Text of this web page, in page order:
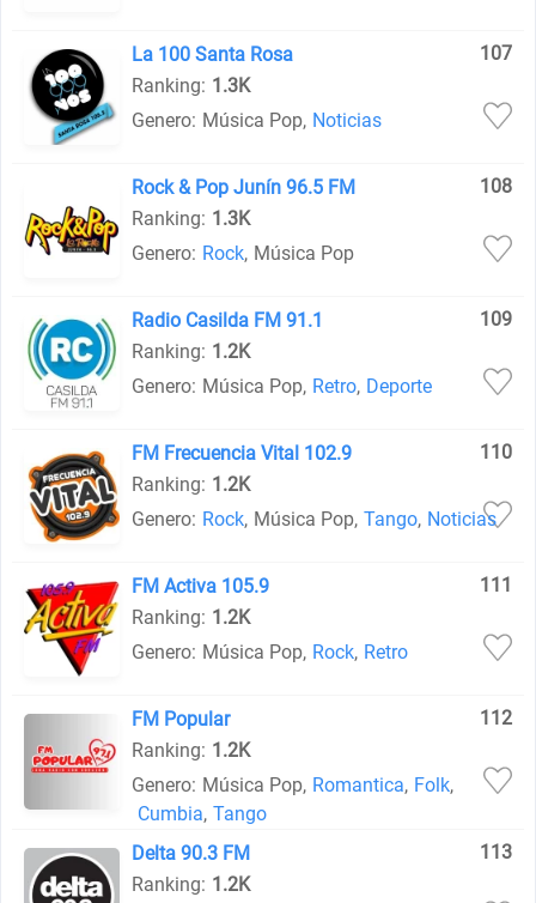
La 100 Santa Rosa
107
Ranking: 1.3K
Genero: Música Pop, Noticias
Rock & Pop Junín 96.5 FM
108
Ranking: 1.3K
Genero: Rock, Música Pop
Radio Casilda FM 91.1
109
Ranking: 1.2K
Genero: Música Pop, Retro, Deporte
FM Frecuencia Vital 102.9
110
Ranking: 1.2K
Genero: Rock, Música Pop, Tango, Noticias
FM Activa 105.9
111
Ranking: 1.2K
Genero: Música Pop, Rock, Retro
FM Popular
112
Ranking: 1.2K
Genero: Música Pop, Romantica, Folk,
Cumbia, Tango
Delta 90.3 FM
113
Ranking: 1.2K